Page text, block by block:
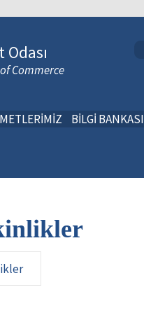
Odası
Commerce
BİLGİ BANKASI